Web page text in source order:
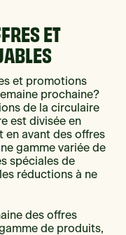
ET
et promotions
prochaine?
de la circulaire
est divisée en
en avant des offres
gamme variée de
spéciales de
réductions à ne
des offres
de produits,